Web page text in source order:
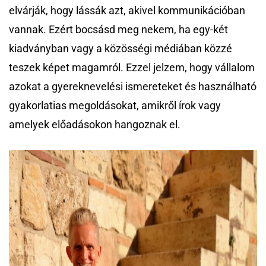
elvárják, hogy lássák azt, akivel kommunikációban
vannak. Ezért bocsásd meg nekem, ha egy-két
kiadványban vagy a közösségi médiában közzé
teszek képet magamról. Ezzel jelzem, hogy vállalom
azokat a gyereknevelési ismereteket és használható
gyakorlatias megoldásokat, amikről írok vagy
amelyek előadásokon hangoznak el.